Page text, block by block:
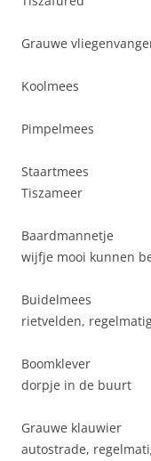
Grauwe
Koolmees
Pimpelmees
Staartmees 1 x
Tiszameer
Baardmannetje
wijfje mooi kunnen
Buidelmees
rietvelden,
Boomklever 2
dorpje in de buurt
Grauwe klauwier
autostrade,